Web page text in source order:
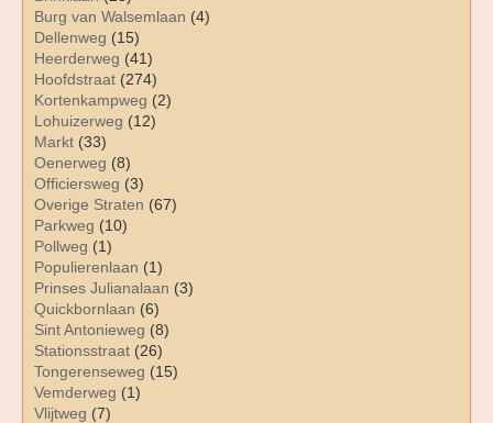
Burg van Walsemlaan (4)
Dellenweg (15)
Heerderweg (41)
Hoofdstraat (274)
Kortenkampweg (2)
Lohuizerweg (12)
Markt (33)
Oenerweg (8)
Officiersweg (3)
Overige Straten (67)
Parkweg (10)
Pollweg (1)
Populierenlaan (1)
Prinses Julianalaan (3)
Quickbornlaan (6)
Sint Antonieweg (8)
Stationsstraat (26)
Tongerenseweg (15)
Vemderweg (1)
Vlijtweg (7)